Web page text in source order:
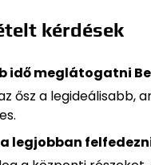
kérdések
idő meglátogatni
ősz a legideálisabb,
legjobban